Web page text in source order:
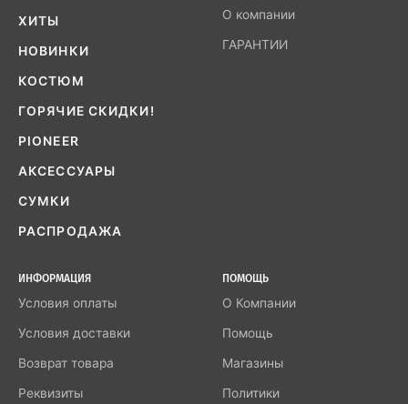
ХИТЫ
НОВИНКИ
КОСТЮМ
ГОРЯЧИЕ СКИДКИ!
PIONEER
АКСЕССУАРЫ
СУМКИ
РАСПРОДАЖА
О компании
ГАРАНТИИ
ИНФОРМАЦИЯ
Условия оплаты
Условия доставки
Возврат товара
Реквизиты
ПОМОЩЬ
О Компании
Помощь
Магазины
Политики